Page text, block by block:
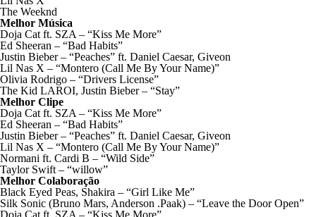
The Weeknd
Melhor Música
Doja Cat ft. SZA – “Kiss Me More”
Ed Sheeran – “Bad Habits”
Justin Bieber – “Peaches” ft. Daniel Caesar, Giveon
Lil Nas X – “Montero (Call Me By Your Name)”
Olivia Rodrigo – “Drivers License”
The Kid LAROI, Justin Bieber – “Stay”
Melhor Clipe
Doja Cat ft. SZA – “Kiss Me More”
Ed Sheeran – “Bad Habits”
Justin Bieber – “Peaches” ft. Daniel Caesar, Giveon
Lil Nas X – “Montero (Call Me By Your Name)”
Normani ft. Cardi B – “Wild Side”
Taylor Swift – “willow”
Melhor Colaboração
Black Eyed Peas, Shakira – “Girl Like Me”
Silk Sonic (Bruno Mars, Anderson .Paak) – “Leave the Door Open”
Doja Cat ft. SZA – “Kiss Me More”